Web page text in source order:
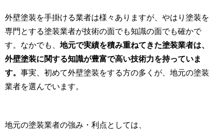
外壁塗装を手掛ける業者は様々ありますが、やはり塗装を
専門とする塗装業者が技術の面でも知識の面でも確かで
す。なかでも、 地元で実績を積み重ねてきた塗装業者は、
外壁塗装に関する知識が豊富で高い技術力を持っていま
す。 事実、初めて外壁塗装をする方の多くが、地元の塗装
業者を選んでいます。
地元の塗装業者の強み・利点としては、